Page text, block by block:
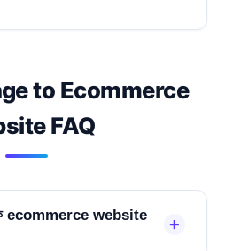
to Ecommerce
FAQ
ecommerce website
+